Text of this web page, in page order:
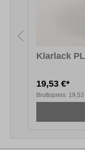
Klarlack
19,53 €*
Bruttopreis: